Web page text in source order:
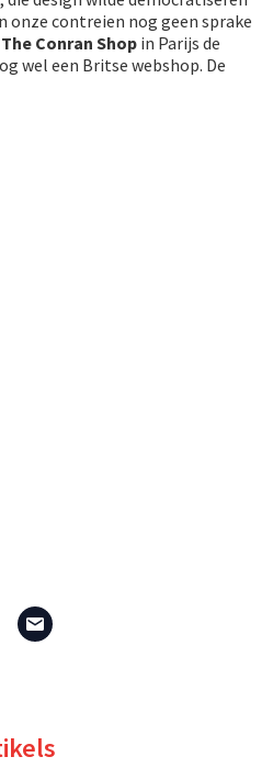
onze contreien nog geen sprake
The Conran Shop in Parijs de
wel een Britse webshop. De